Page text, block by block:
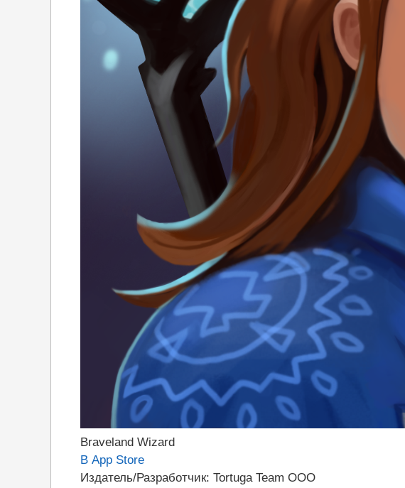
Braveland Wizard
В App Store
Издатель/Разработчик: Tortuga Team OOO